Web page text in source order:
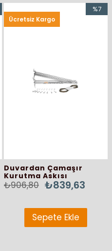
Duvardan Çamaşır
Kurutma Askısı
₺839,63
₺906,80
Sepete Ekle
%7
Ücretsiz Kargo